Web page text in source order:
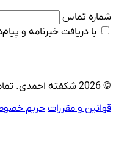
شماره تماس
با دریافت خبرنامه و
© 2026 شکفته احمدی. تمامی حقوق محفوظ است.
قوانین و مقررات حریم